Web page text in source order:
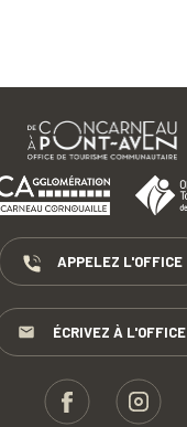
APPELEZ L'OFFICE
ÉCRIVEZ À L'OFFICE